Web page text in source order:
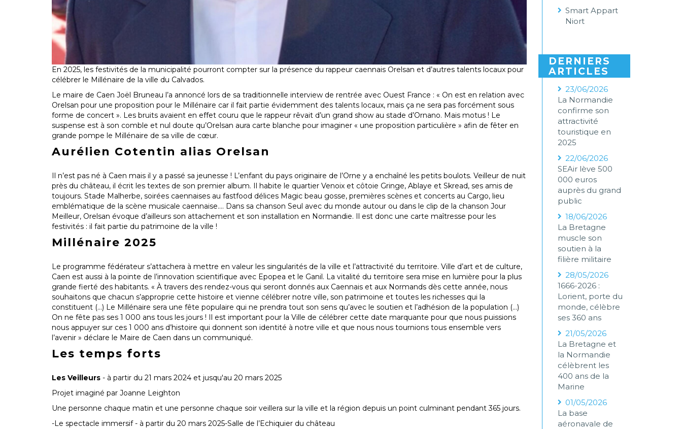
En 2025, les festivités de la municipalité pourront compter sur la présence du rappeur caennais Orelsan et d’autres talents locaux pour
célébrer le Millénaire de la ville du Calvados.
Le maire de Caen Joël Bruneau l’a annoncé lors de sa traditionnelle interview de rentrée avec Ouest France : « On est en relation avec
Orelsan pour une proposition pour le Millénaire car il fait partie évidemment des talents locaux, mais ça ne sera pas forcément sous
forme de concert ». Les bruits avaient en effet couru que le rappeur rêvait d’un grand show au stade d’Ornano. Mais motus ! Le
suspense est à son comble et nul doute qu’Orelsan aura carte blanche pour imaginer « une proposition particulière » afin de fêter en
grande pompe le Millénaire de sa ville de cœur.
Aurélien Cotentin alias Orelsan
Il n’est pas né à Caen mais il y a passé sa jeunesse ! L’enfant du pays originaire de l’Orne y a enchaîné les petits boulots. Veilleur de nuit
près du château, il écrit les textes de son premier album. Il habite le quartier Venoix et côtoie Gringe, Ablaye et Skread, ses amis de
toujours. Stade Malherbe, soirées caennaises au fastfood délices Magic beau gosse, premières scènes et concerts au Cargo, lieu
emblématique de la scène musicale caennaise…. Dans sa chanson Seul avec du monde autour ou dans le clip de la chanson Jour
Meilleur, Orelsan évoque d’ailleurs son attachement et son installation en Normandie. Il est donc une carte maîtresse pour les
festivités : il fait partie du patrimoine de la ville !
Millénaire 2025
Le programme fédérateur s’attachera à mettre en valeur les singularités de la ville et l’attractivité du territoire. Ville d’art et de culture,
Caen est aussi à la pointe de l’innovation scientifique avec Epopea et le Ganil. La vitalité du territoire sera mise en lumière pour la plus
grande fierté des habitants. « À travers des rendez-vous qui seront donnés aux Caennais et aux Normands dès cette année, nous
souhaitons que chacun s’approprie cette histoire et vienne célébrer notre ville, son patrimoine et toutes les richesses qui la
constituent (…) Le Millénaire sera une fête populaire qui ne prendra tout son sens qu’avec le soutien et l’adhésion de la population (…)
On ne fête pas ses 1 000 ans tous les jours ! Il est important pour la Ville de célébrer cette date marquante pour que nous puissions
nous appuyer sur ces 1 000 ans d’histoire qui donnent son identité à notre ville et que nous nous tournions tous ensemble vers
l’avenir » déclare le Maire de Caen dans un communiqué.
Les temps forts
Les Veilleurs - à partir du 21 mars 2024 et jusqu'au 20 mars 2025
Projet imaginé par Joanne Leighton
Une personne chaque matin et une personne chaque soir veillera sur la ville et la région depuis un point culminant pendant 365 jours.
-Le spectacle immersif - à partir du 20 mars 2025-Salle de l’Echiquier du château
Smart Appart
Niort
DERNIERS
ARTICLES
23/06/2026
La Normandie
confirme son
attractivité
touristique en
2025
22/06/2026
SEAir lève 500
000 euros
auprès du grand
public
18/06/2026
La Bretagne
muscle son
soutien à la
filière militaire
28/05/2026
1666-2026 :
Lorient, porte du
monde, célèbre
ses 360 ans
21/05/2026
La Bretagne et
la Normandie
célèbrent les
400 ans de la
Marine
01/05/2026
La base
aéronavale de